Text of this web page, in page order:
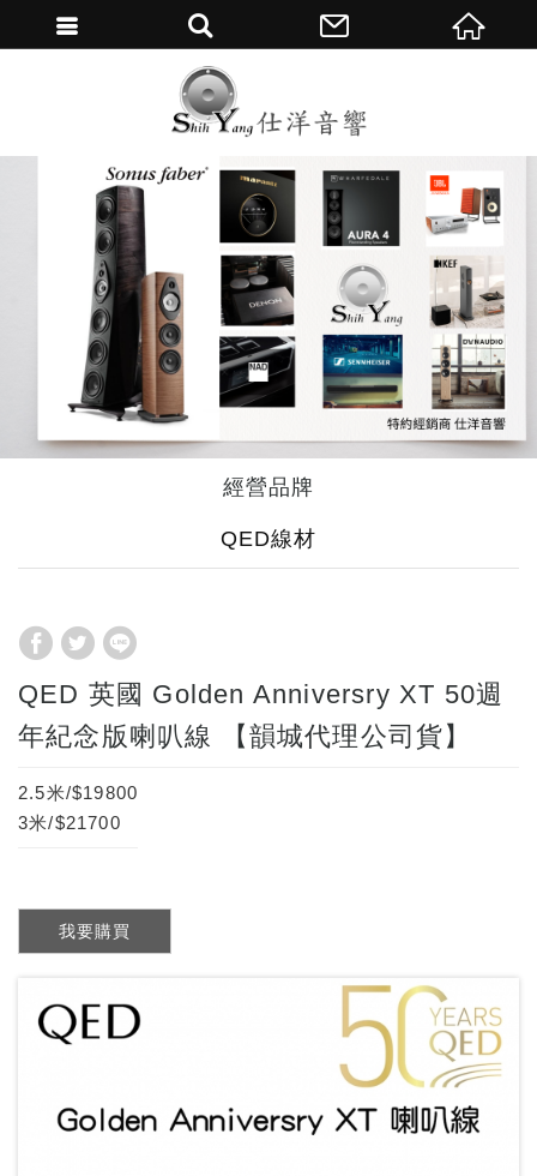
經營品牌
QED線材
QED 英國 Golden Anniversry XT 50週
年紀念版喇叭線 【韻城代理公司貨】
2.5米/$19800
3米/$21700
我要購買
繁體中文